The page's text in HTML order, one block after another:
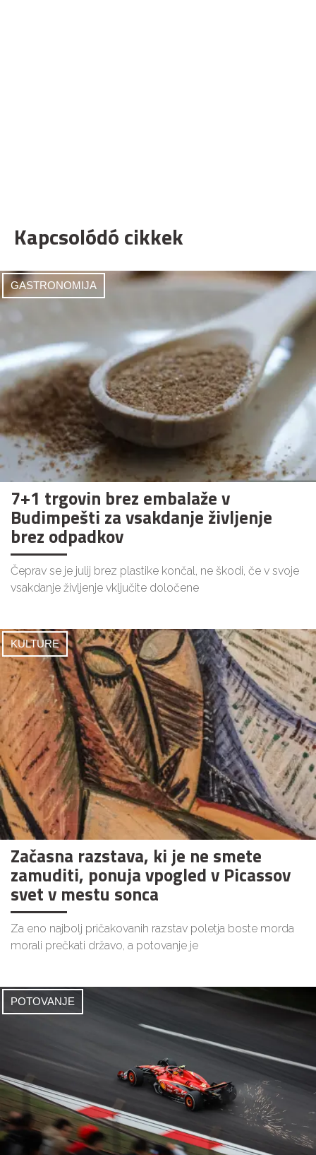
Kapcsolódó cikkek
GASTRONOMIJA
7+1 trgovin brez embalaže v
Budimpešti za vsakdanje življenje
brez odpadkov
Čeprav se je julij brez plastike končal, ne škodi, če v svoje
vsakdanje življenje vključite določene
KULTURE
Začasna razstava, ki je ne smete
zamuditi, ponuja vpogled v Picassov
svet v mestu sonca
Za eno najbolj pričakovanih razstav poletja boste morda
morali prečkati državo, a potovanje je
POTOVANJE